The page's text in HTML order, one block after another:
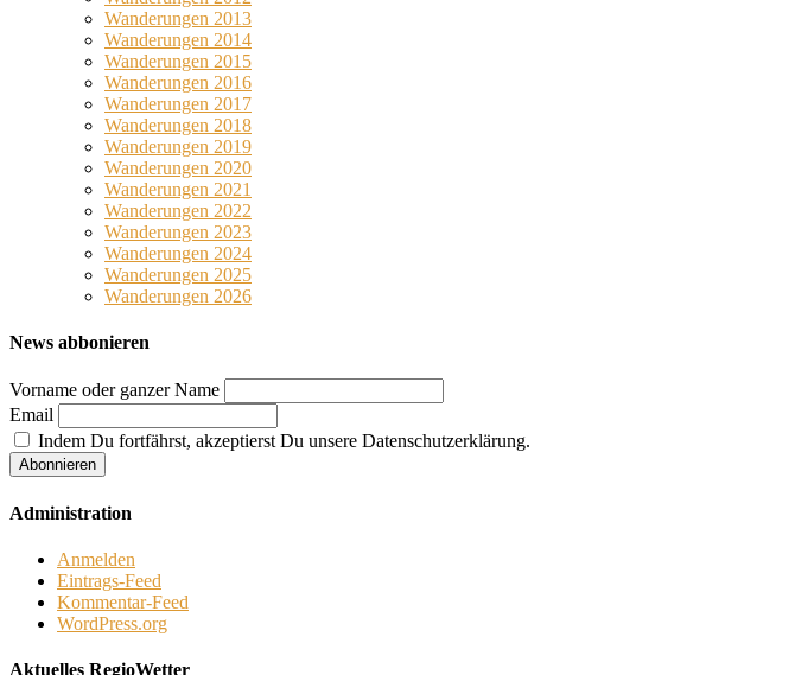
Wanderungen 2013
Wanderungen 2014
Wanderungen 2015
Wanderungen 2016
Wanderungen 2017
Wanderungen 2018
Wanderungen 2019
Wanderungen 2020
Wanderungen 2021
Wanderungen 2022
Wanderungen 2023
Wanderungen 2024
Wanderungen 2025
Wanderungen 2026
News abbonieren
Vorname oder ganzer Name
Email
Indem Du fortfährst, akzeptierst Du unsere Datenschutzerklärung.
Administration
Anmelden
Eintrags-Feed
Kommentar-Feed
WordPress.org
Aktuelles RegioWetter